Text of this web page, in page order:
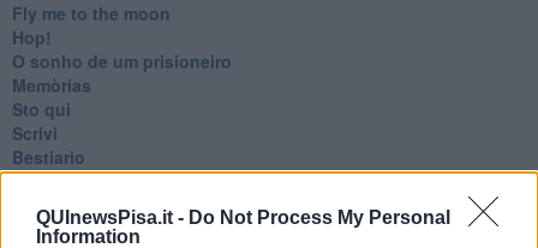
QUInewsPisa.it - Do Not Process My Personal
Information
Fly me to the moon
Hop!
O sonho de um prisioneiro
Memòrias
Sto qui
Scrivi
Bestiario
Pillole
Veglia
​“D” come delitto